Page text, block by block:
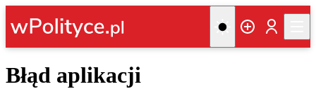
Błąd aplikacji